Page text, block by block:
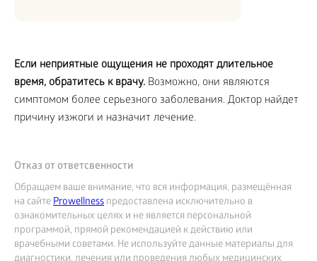
Если неприятные ощущения не проходят длительное
время, обратитесь к врачу. Возможно, они являются
симптомом более серьезного заболевания. Доктор найдет
причину изжоги и назначит лечение.
Отказ от ответсвенности
Обращаем ваше внимание, что вся информация, размещённая
на сайтеProwellness предоставлена исключительно в
ознакомительных целях и не является персональной
программой, прямой рекомендацией к действию или
врачебными советами. Не используйте данные материалы для